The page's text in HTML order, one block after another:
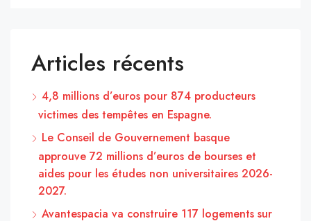
Articles récents
4,8 millions d’euros pour 874 producteurs
victimes des tempêtes en Espagne.
Le Conseil de Gouvernement basque
approuve 72 millions d’euros de bourses et
aides pour les études non universitaires 2026-
2027.
Avantespacia va construire 117 logements sur